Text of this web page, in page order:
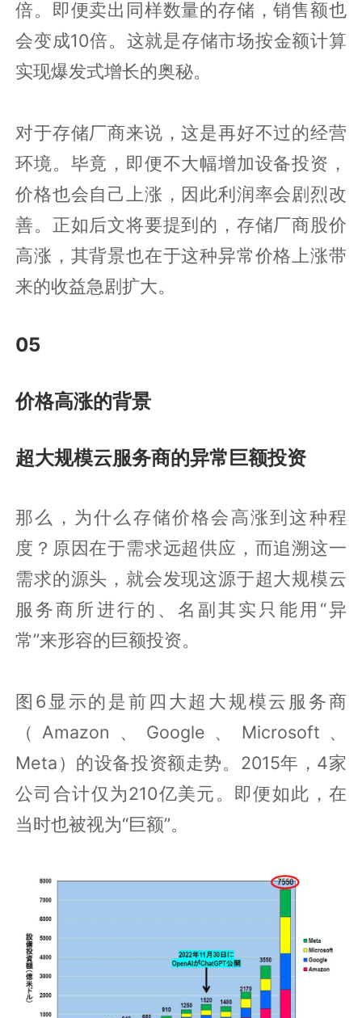
倍。即便卖出同样数量的存储，销售额也
会变成10倍。这就是存储市场按金额计算
实现爆发式增长的奥秘。
对于存储厂商来说，这是再好不过的经营
环境。毕竟，即便不大幅增加设备投资，
价格也会自己上涨，因此利润率会剧烈改
善。正如后文将要提到的，存储厂商股价
高涨，其背景也在于这种异常价格上涨带
来的收益急剧扩大。
05
价格高涨的背景
超大规模云服务商的异常巨额投资
那么，为什么存储价格会高涨到这种程
度？原因在于需求远超供应，而追溯这一
需求的源头，就会发现这源于超大规模云
服务商所进行的、名副其实只能用“异
常”来形容的巨额投资。
图6显示的是前四大超大规模云服务商
（Amazon、Google、Microsoft、
Meta）的设备投资额走势。2015年，4家
公司合计仅为210亿美元。即便如此，在
当时也被视为“巨额”。